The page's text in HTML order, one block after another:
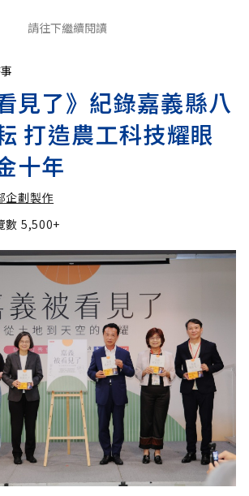
請往下繼續閱讀
見了》紀錄嘉義縣八
打造農工科技耀眼
十年
企劃製作
數 5,500+